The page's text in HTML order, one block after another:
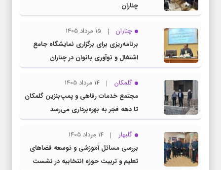
چناران
چناران
15 مرداد 1405
برنامه‌ریزی برای برگزاری نمایشگاه جامع
اشتغال و نوآوری بانوان در چناران
گلمکان
14 مرداد 1405
مجتمع خدمات رفاهی و پمپ‌بنزین گلمکان
تا دهه فجر به بهره‌برداری می‌رسد
گلبهار
14 مرداد 1405
بررسی مسائل آموزشی و توسعه فضاهای
تعلیم و تربیت حوزه انتخابیه در نشست